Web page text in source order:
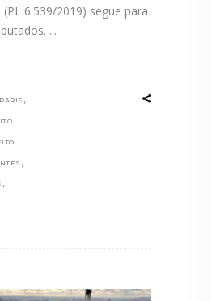
6.539/2019) segue para
,
,
,